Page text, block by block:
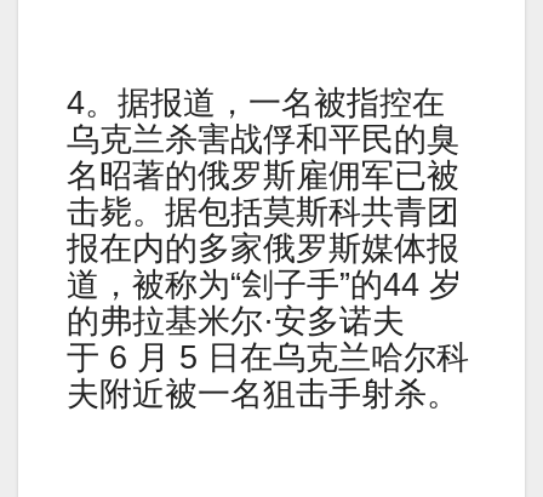
4。据报道，一名被指控在
乌克兰杀害战俘和平民的臭
名昭著的俄罗斯雇佣军已被
击毙。据包括莫斯科共青团
报在内的多家俄罗斯媒体报
道，被称为“刽子手”的44 岁
的弗拉基米尔·安多诺夫
于 6 月 5 日在乌克兰哈尔科
夫附近被一名狙击手射杀。